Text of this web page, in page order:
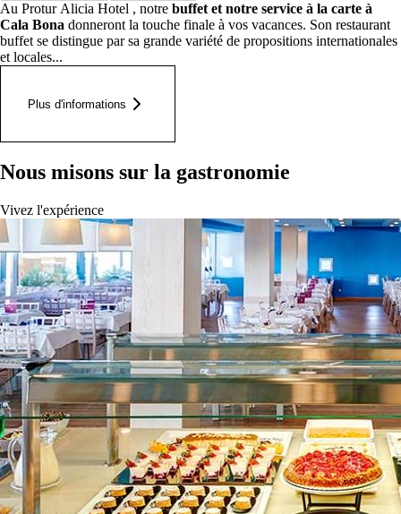
Au Protur Alicia Hotel , notre buffet et notre service à la carte à
Cala Bona donneront la touche finale à vos vacances. Son restaurant
buffet se distingue par sa grande variété de propositions internationales
et locales...
Plus d'informations
Nous misons sur la gastronomie
Vivez l'expérience